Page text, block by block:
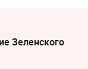
Зеленского